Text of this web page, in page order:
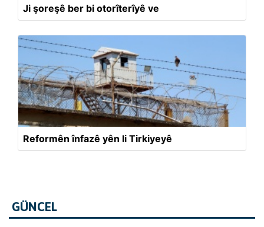
Ji şoreşê ber bi otorîterîyê ve
Reformên înfazê yên li Tirkiyeyê
GÜNCEL